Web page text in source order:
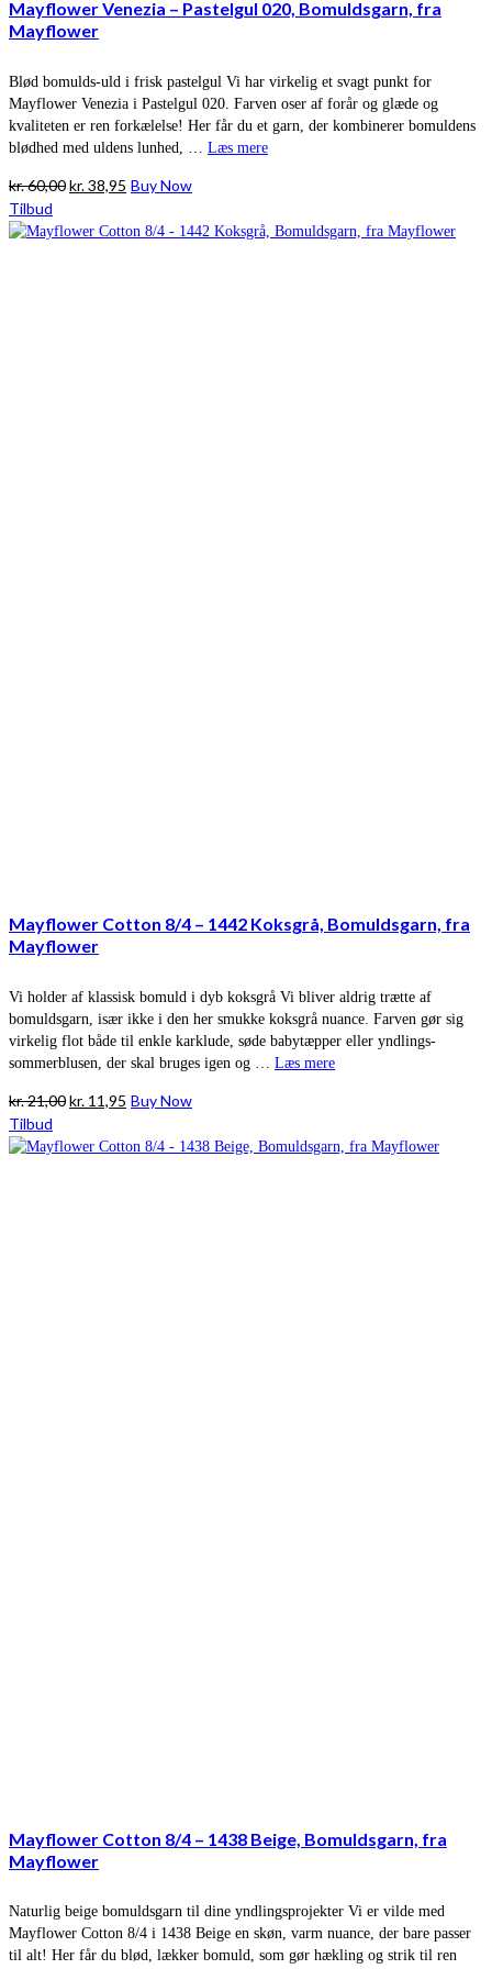
Mayflower Venezia – Pastelgul 020, Bomuldsgarn, fra
Mayflower
Blød bomulds-uld i frisk pastelgul Vi har virkelig et svagt punkt for
Mayflower Venezia i Pastelgul 020. Farven oser af forår og glæde og
kvaliteten er ren forkælelse! Her får du et garn, der kombinerer bomuldens
blødhed med uldens lunhed, … Læs mere
kr.60,00Den
pris
kr.38,95 Den
pris
Buy Now
Tilbud
Mayflower Cotton 8/4 – 1442 Koksgrå, Bomuldsgarn, fra
Mayflower
Vi holder af klassisk bomuld i dyb koksgrå Vi bliver aldrig trætte af
bomuldsgarn, især ikke i den her smukke koksgrå nuance. Farven gør sig
virkelig flot både til enkle karklude, søde babytæpper eller yndlings-
sommerblusen, der skal bruges igen og … Læs mere
kr.21,00Den
pris
kr. 11,95 Den
pris
Buy Now
Tilbud
Mayflower Cotton 8/4 – 1438 Beige, Bomuldsgarn, fra
Mayflower
Naturlig beige bomuldsgarn til dine yndlingsprojekter Vi er vilde med
Mayflower Cotton 8/4 i 1438 Beige en skøn, varm nuance, der bare passer
til alt! Her får du blød, lækker bomuld, som gør hækling og strik til ren